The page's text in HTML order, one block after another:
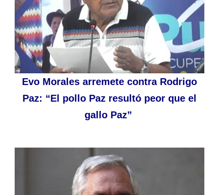
Evo Morales arremete contra Rodrigo
Paz: “El pollo Paz resultó peor que el
gallo Paz”